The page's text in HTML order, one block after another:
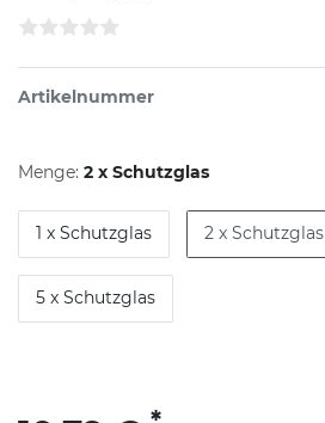
Artikelnummer
Menge: 2 x Schutzglas
1 x Schutzglas 2 x Schutzglas
5 x Schutzglas